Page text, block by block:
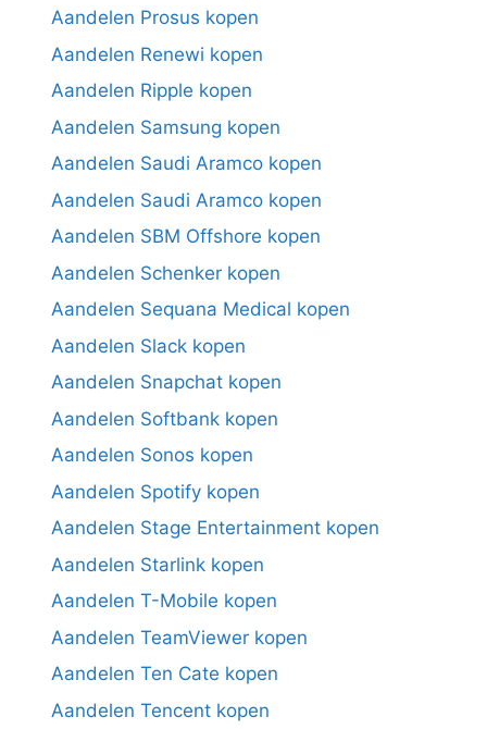
Aandelen Prosus kopen
Aandelen Renewi kopen
Aandelen Ripple kopen
Aandelen Samsung kopen
Aandelen Saudi Aramco kopen
Aandelen Saudi Aramco kopen
Aandelen SBM Offshore kopen
Aandelen Schenker kopen
Aandelen Sequana Medical kopen
Aandelen Slack kopen
Aandelen Snapchat kopen
Aandelen Softbank kopen
Aandelen Sonos kopen
Aandelen Spotify kopen
Aandelen Stage Entertainment kopen
Aandelen Starlink kopen
Aandelen T-Mobile kopen
Aandelen TeamViewer kopen
Aandelen Ten Cate kopen
Aandelen Tencent kopen